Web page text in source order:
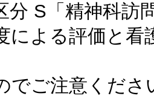
分 S「精神科
による評価と看
ご注意くださ